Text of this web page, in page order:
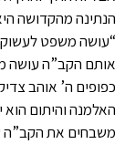
הנתינה מהקדושה
“עושה משפט
אותם הקב”ה עושה
כפופים ה’ אוהב
האלמנה והיתום
משבחים את הקב”ה